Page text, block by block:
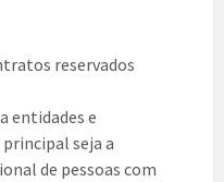
reservados
entidades e
seja a
de pessoas com